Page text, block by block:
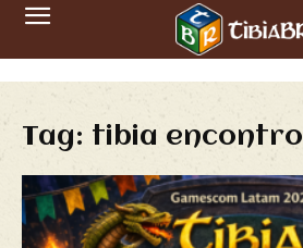
Tag: tibia encontro